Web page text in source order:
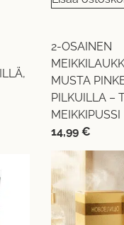
2-OSAINEN
MUSTA
PILKUILLA –
MEIKKIPUSSI
14,99 €